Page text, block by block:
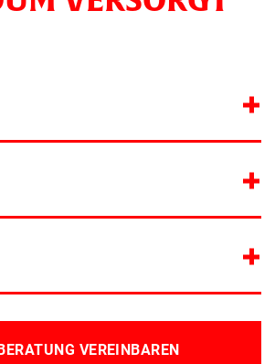
VEREINBAREN